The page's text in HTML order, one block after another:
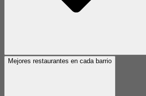
Mejores restaurantes en cada barrio